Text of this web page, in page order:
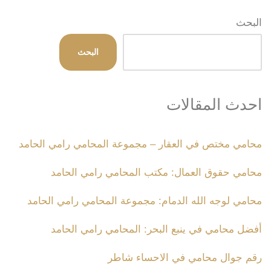
البحث
البحث
احدث المقالات
محامي مختص في العقار – مجموعة المحامي رامي الحامد
محامي حقوق العمال: مكتب المحامي رامي الحامد
محامي لوجه الله الدمام: مجموعة المحامي رامي الحامد
أفضل محامي في ينبع البحر: المحامي رامي الحامد
رقم جوال محامي في الاحساء شاطر